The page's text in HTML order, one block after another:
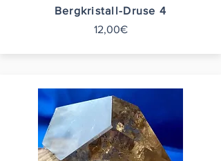
Bergkristall-Druse 4
12,00€